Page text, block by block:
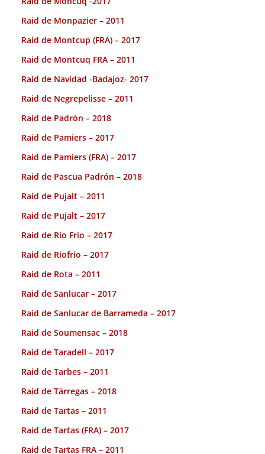
Raid de Monpazier – 2011
Raid de Montcup (FRA) – 2017
Raid de Montcuq FRA – 2011
Raid de Navidad -Badajoz- 2017
Raid de Negrepelisse – 2011
Raid de Padrón – 2018
Raid de Pamiers – 2017
Raid de Pamiers (FRA) – 2017
Raid de Pascua Padrón – 2018
Raid de Pujalt – 2011
Raid de Pujalt – 2017
Raid de Rio Frio – 2017
Raid de Riofrio – 2017
Raid de Rota – 2011
Raid de Sanlucar – 2017
Raid de Sanlucar de Barrameda – 2017
Raid de Soumensac – 2018
Raid de Taradell – 2017
Raid de Tarbes – 2011
Raid de Tárregas – 2018
Raid de Tartas – 2011
Raid de Tartas (FRA) – 2017
Raid de Tartas FRA – 2011